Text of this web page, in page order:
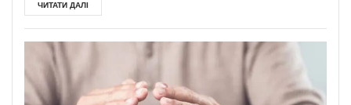
ЧИТАТИ ДАЛІ